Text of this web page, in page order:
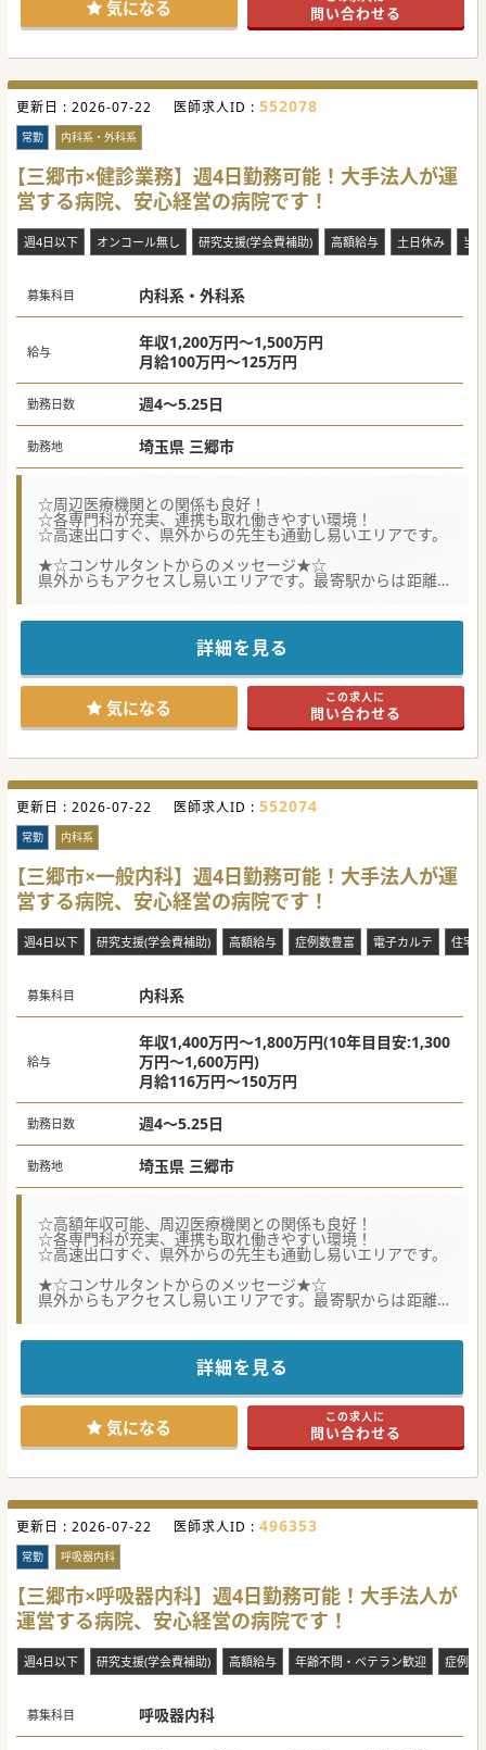
#秋入職可気になる 問い合わせる
更新日 : 2026-07-22 医師求人ID : 552078
常勤 内科系・外科系
【三郷市×健診業務】週4日勤務可能！大手法人が運
営する病院、安心経営の病院です！
週4日以下 オンコール無し 研究支援(学会費補助) 高額給与 土日休み 当
募集科目 内科系・外科系
給与
年収1,200万円～1,500万円
月給100万円～125万円
勤務日数 週4～5.25日
勤務地 埼玉県 三郷市
☆周辺医療機関との関係も良好！
☆各専門科が充実、連携も取れ働きやすい環境！
☆高速出口すぐ、県外からの先生も通勤し易いエリアです。
★☆コンサルタントからのメッセージ★☆
県外からもアクセスし易いエリアです。最寄駅からは距離が
ありますが、
ん車通勤も可能。
外来人数もそれほど多くないので、患者様お一人ずつ丁寧に
スタッフ間のチームワークも非常に良好です。まずは、お気
軽にお問合せください。
#秋入職可
詳細を見る
気になる この求人に
問い合わせる
更新日 : 2026-07-22 医師求人ID : 552074
常勤 内科系
【三郷市×一般内科】週4日勤務可能！大手法人が運
営する病院、安心経営の病院です！
週4日以下 研究支援(学会費補助) 高額給与 症例数豊富 電子カルテ 住宅
募集科目 内科系
給与
年収1,400万円～1,800万円(10年目目安:1,300
万円～1,600万円)
月給116万円～150万円
勤務日数 週4～5.25日
勤務地 埼玉県 三郷市
☆高額年収可能、周辺医療機関との関係も良好！
☆各専門科が充実、連携も取れ働きやすい環境！
☆高速出口すぐ、県外からの先生も通勤し易いエリアです。
★☆コンサルタントからのメッセージ★☆
県外からもアクセスし易いエリアです。最寄駅からは距離が
ありますが、
ん車通勤も可能。
外来人数もそれほど多くないので、患者様お一人ずつ丁寧に
スタッフ間のチームワークも非常に良好です。まずは、お気
軽にお問合せください。
#秋入職可
詳細を見る
気になる この求人に
問い合わせる
更新日 : 2026-07-22 医師求人ID : 496353
常勤 呼吸器内科
【三郷市×呼吸器内科】週4日勤務可能！大手法人が
運営する病院、安心経営の病院です！
週4日以下 研究支援(学会費補助) 高額給与 年齢不問・ベテラン歓迎 症例数
募集科目 呼吸器内科